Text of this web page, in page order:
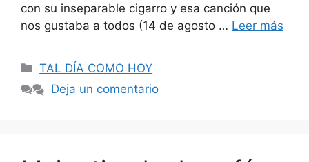
con su inseparable cigarro y esa canción que
nos gustaba a todos (14 de agosto … Leer más
Categorías
TAL DÍA COMO HOY
Deja un comentario